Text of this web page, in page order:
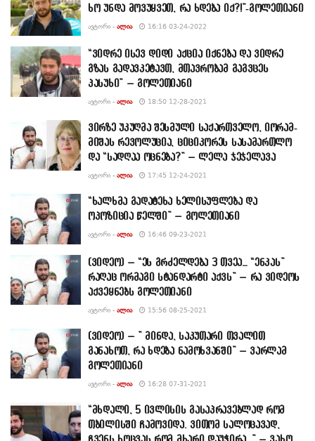
ხო უნდა მოვუყვეთ, რა ხდება იქ?!”-გოლეთიანი
ᲐᲕᲢᲝᲠᲘ - ᲐᲚᲘᲐ 16:16 03-24-2022
“ვიდრე ისევ დიდი აქცია იქნება და ვიდრე
გზას გადავკეტავთ, მთავრობამ გაგვცეს
პასუხი” – გოლეთიანი
ᲐᲕᲢᲝᲠᲘ - ᲐᲚᲘᲐ 18:50 12-28-2021
ვირზე უკუღმა შესმული საქართველო, იორამ-
მიშას რევოლუცია, ციციკორეს სასამართლო
და “სადღაა ოცნება?” – ლელა ჯეჯელავა
ᲐᲕᲢᲝᲠᲘ - ᲐᲚᲘᲐ 17:45 12-24-2021
“ხალხმა გადატეხა ხელისუფლება და
ოპოზიცია წელში” – გოლეთიანი
ᲐᲕᲢᲝᲠᲘ - ᲐᲚᲘᲐ 16:46 09-23-2021
(ვიდეო) – “ეს გრძელდება 3 თვეა… “ენკას”
რაღაც ორმაგი სტანდარტი აქვს” – რა ვიდეოს
აქვეყნებს გოლეთიანი
ᲐᲕᲢᲝᲠᲘ - ᲐᲚᲘᲐ 15:56 08-25-2021
(ვიდეო) – ” მინდა, საკუთარი თვალით
განახოთ, რა ხდება ნამოხვანში” – ვარლამ
გოლეთიანი
ᲐᲕᲢᲝᲠᲘ - ᲐᲚᲘᲐ 16:28 07-31-2021
“მხდალი, 5 ივლისის გასაპრავებლად რომ
თბილისში ჩამოვიდა. ვითომ სალოცავად,